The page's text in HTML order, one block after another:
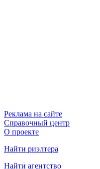
Реклама на сайте
Справочный центр
О проекте
Найти риэлтера
Найти агентство